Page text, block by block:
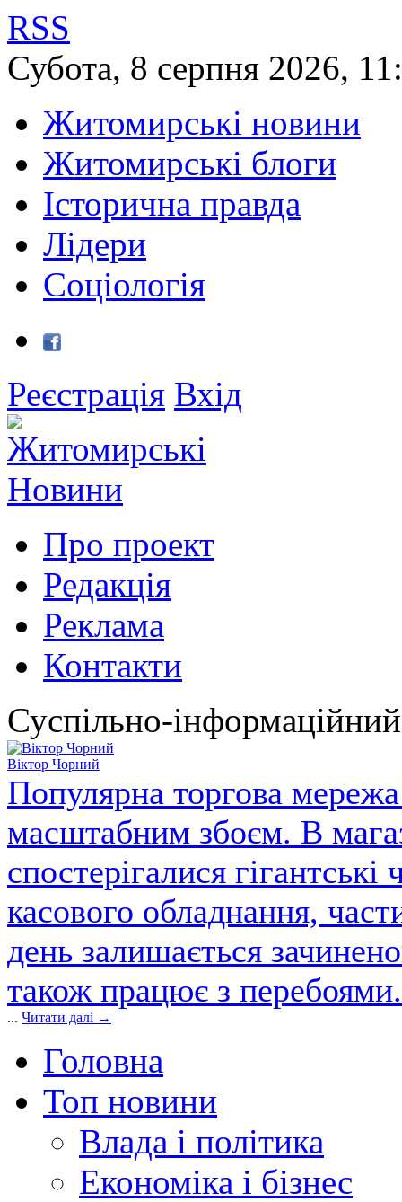
RSS
Субота, 8 серпня 2026,
Житомирські новини
Житомирські блоги
Історична правда
Лідери
Соціологія
Реєстрація Вхід
Про проект
Редакція
Реклама
Контакти
Суспільно-
Віктор Чорний
Популярна торгова
масштабним збоєм. В
спостерігалися
касового обладнання,
день залишається
також працює з
... Читати далі →
Головна
Топ новини
Влада і політика
Економіка і бізнес